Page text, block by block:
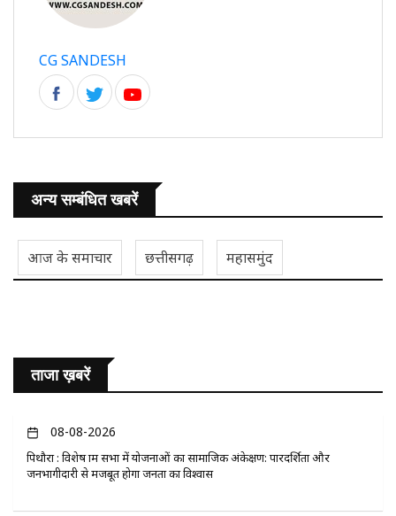
CG SANDESH
अन्य सम्बंधित खबरें
आज के समाचार छत्तीसगढ़ महासमुंद
ताजा ख़बरें
08-08-2026
पिथौरा : विशेष ग्राम सभा में योजनाओं का सामाजिक अंकेक्षण: पारदर्शिता और
जनभागीदारी से मजबूत होगा जनता का विश्वास